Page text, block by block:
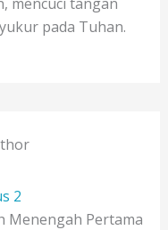
pada Tuhan.
2
Menengah Pertama